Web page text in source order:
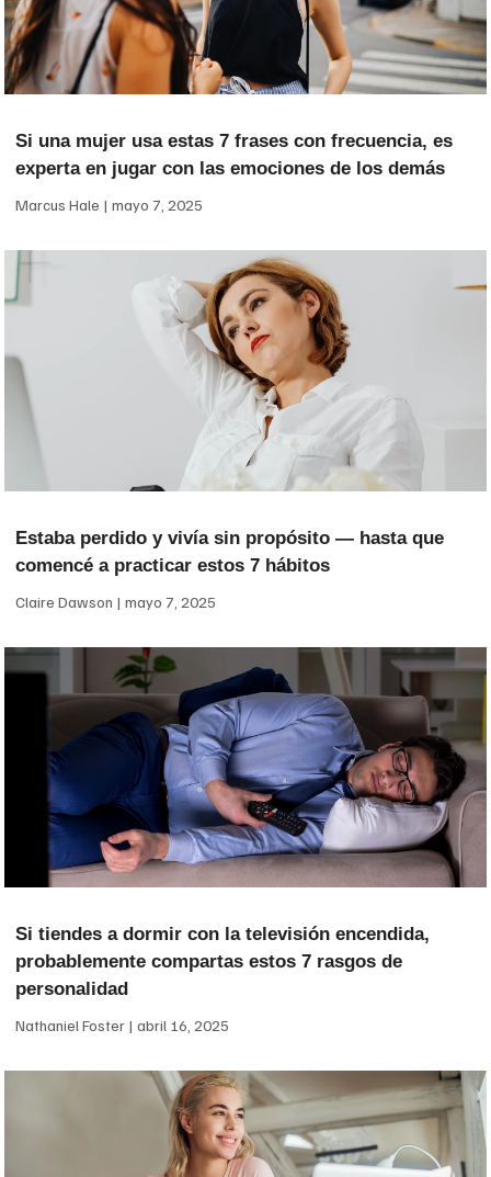
Si una mujer usa estas 7 frases con frecuencia, es
experta en jugar con las emociones de los demás
Marcus Hale mayo 7, 2025
Estaba perdido y vivía sin propósito — hasta que
comencé a practicar estos 7 hábitos
Claire Dawson mayo 7, 2025
Si tiendes a dormir con la televisión encendida,
probablemente compartas estos 7 rasgos de
personalidad
Nathaniel Foster abril 16, 2025